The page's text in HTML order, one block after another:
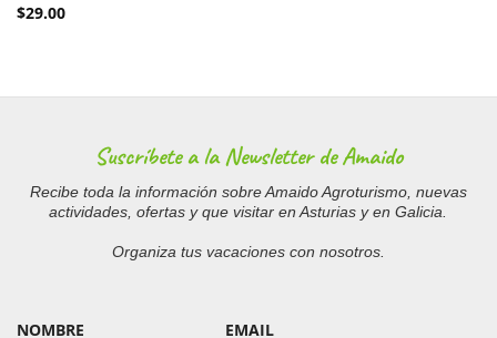
Valorado
$29.00
Suscríbete a la Newsletter de Amaido
Recibe toda la información sobre Amaido Agroturismo, nuevas
actividades, ofertas y que visitar en Asturias y en Galicia.
Organiza tus vacaciones con nosotros.
NOMBRE EMAIL